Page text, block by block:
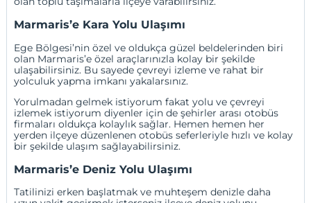
Marmaris’e Kara Yolu Ulaşımı
Ege Bölgesi’nin özel ve oldukça güzel beldelerinden biri
olan Marmaris’e özel araçlarınızla kolay bir şekilde
ulaşabilirsiniz. Bu sayede çevreyi izleme ve rahat bir
yolculuk yapma imkanı yakalarsınız.
Yorulmadan gelmek istiyorum fakat yolu ve çevreyi
izlemek istiyorum diyenler için de şehirler arası otobüs
firmaları oldukça kolaylık sağlar. Hemen hemen her
yerden ilçeye düzenlenen otobüs seferleriyle hızlı ve kolay
bir şekilde ulaşım sağlayabilirsiniz.
Marmaris’e Deniz Yolu Ulaşımı
Tatilinizi erken başlatmak ve muhteşem denizle daha